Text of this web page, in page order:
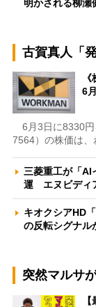
明かされる柳
古賀真人「
6
6月3日に8330円
7564）の株価は
三菱重工が「AI
運 エヌビディ
キオクシアHD
の反転シグナ
突然マルサ